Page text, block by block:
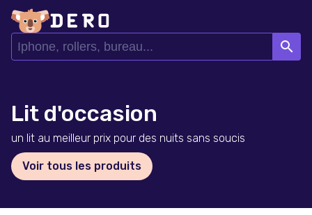
search
Lit d'occasion
un lit au meilleur prix pour des nuits sans soucis
Voir tous les produits